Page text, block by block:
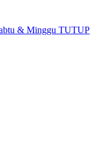
& Minggu TUTUP